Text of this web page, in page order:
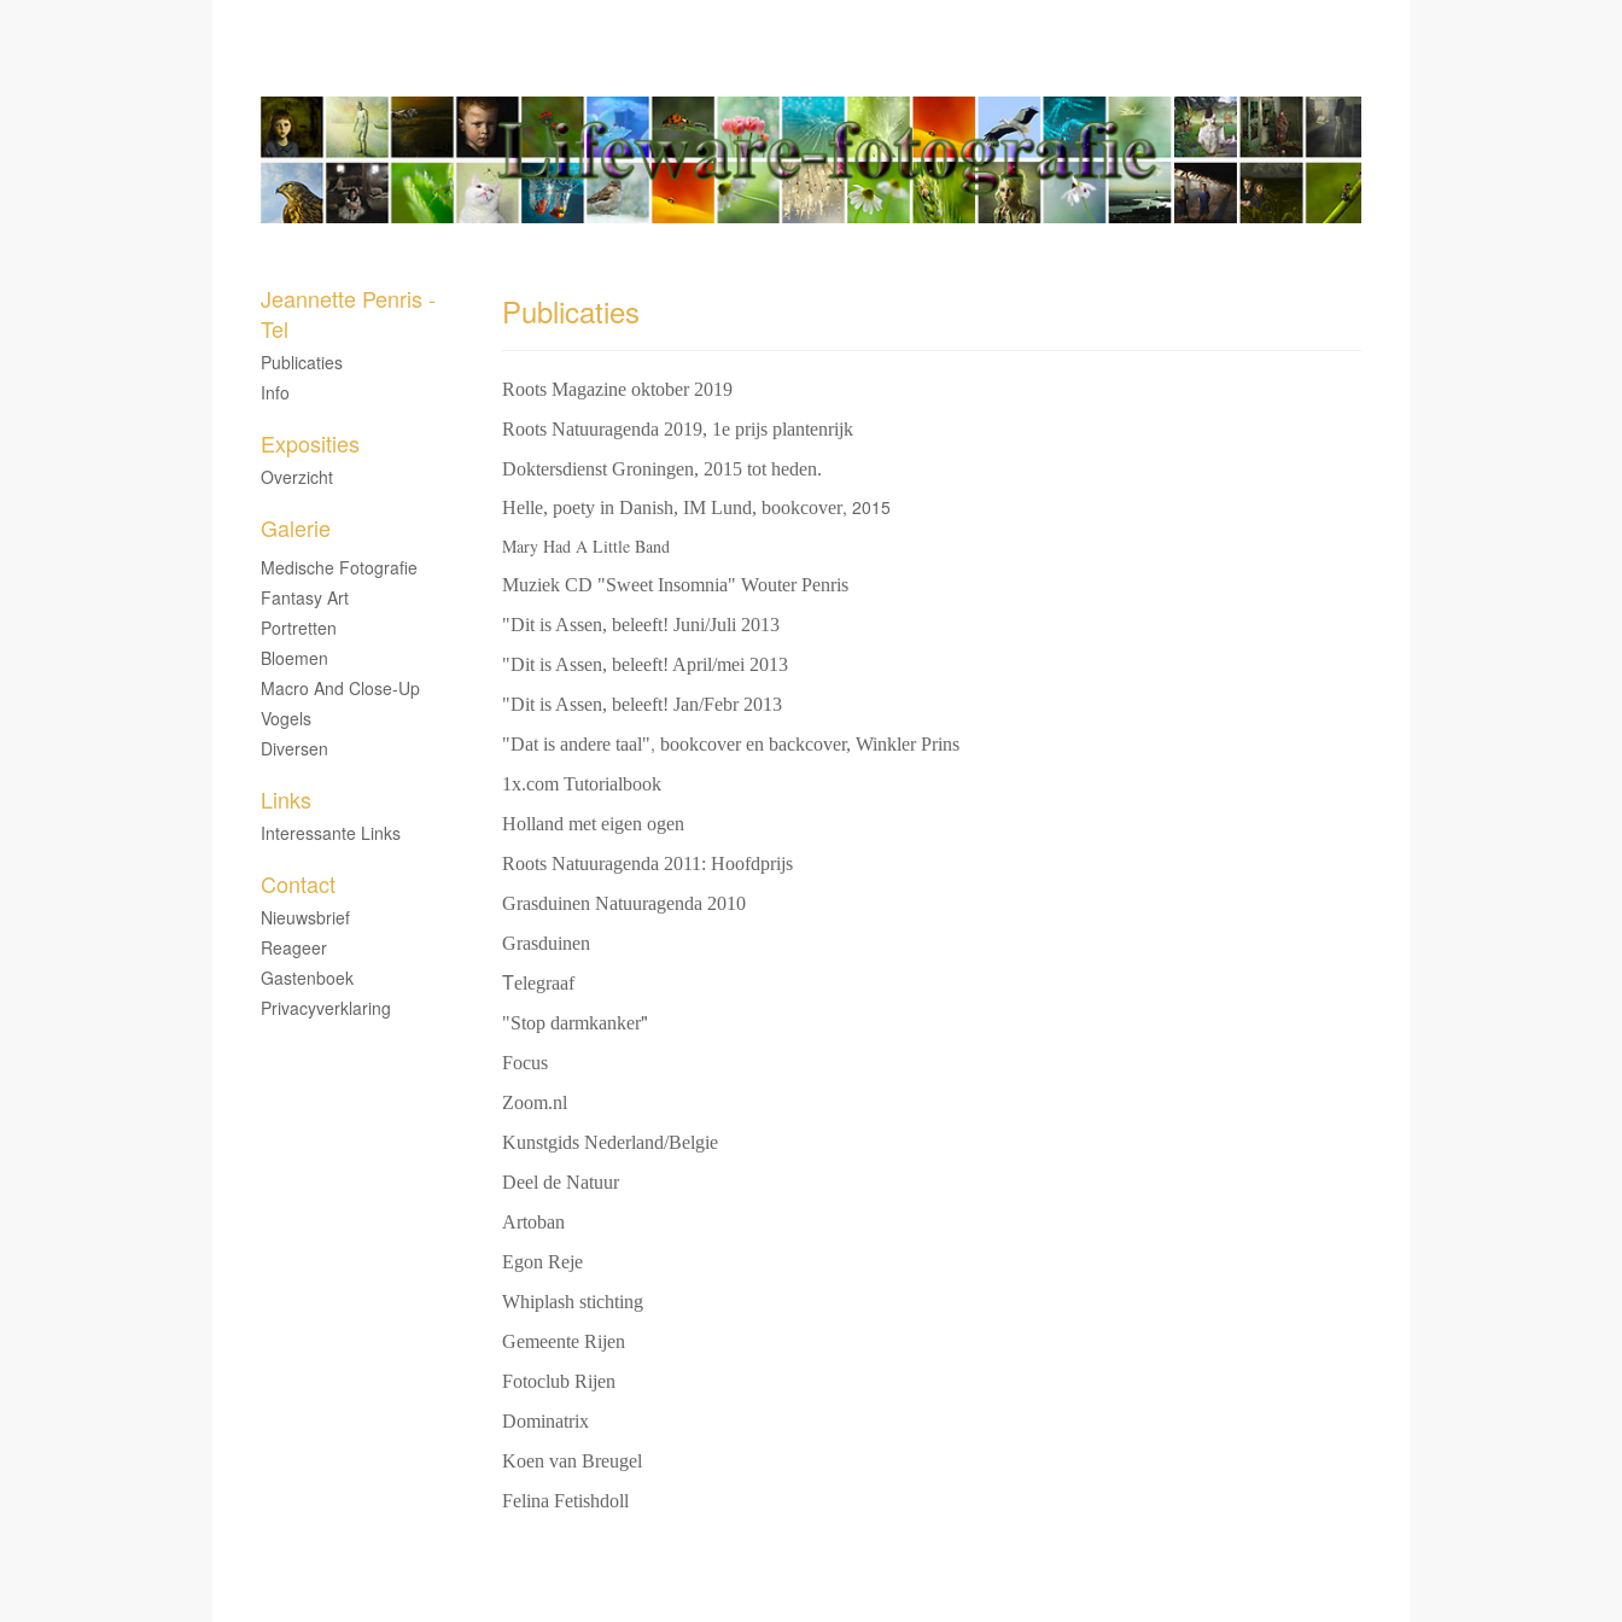
Publicaties
Roots Magazine oktober 2019
Roots Natuuragenda 2019, 1e prijs plantenrijk
Doktersdienst Groningen, 2015 tot heden.
Helle, poety in Danish, IM Lund, bookcover, 2015
Mary Had A Little Band
Muziek CD "Sweet Insomnia" Wouter Penris
"Dit is Assen, beleeft! Juni/Juli 2013
"Dit is Assen, beleeft! April/mei 2013
"Dit is Assen, beleeft! Jan/Febr 2013
"Dat is andere taal", bookcover en backcover, Winkler Prins
1x.com Tutorialbook
Holland met eigen ogen
Roots Natuuragenda 2011: Hoofdprijs
Grasduinen Natuuragenda 2010
Grasduinen
Telegraaf
"Stop darmkanker"
Focus
Zoom.nl
Kunstgids Nederland/Belgie
Deel de Natuur
Artoban
Egon Reje
Whiplash stichting
Gemeente Rijen
Fotoclub Rijen
Dominatrix
Koen van Breugel
Felina Fetishdoll
Jeannette Penris -
Tel
Publicaties
Info
Exposities
Overzicht
Galerie
Medische Fotografie
Fantasy Art
Portretten
Bloemen
Macro And Close-Up
Vogels
Diversen
Links
Interessante Links
Contact
Nieuwsbrief
Reageer
Gastenboek
Privacyverklaring